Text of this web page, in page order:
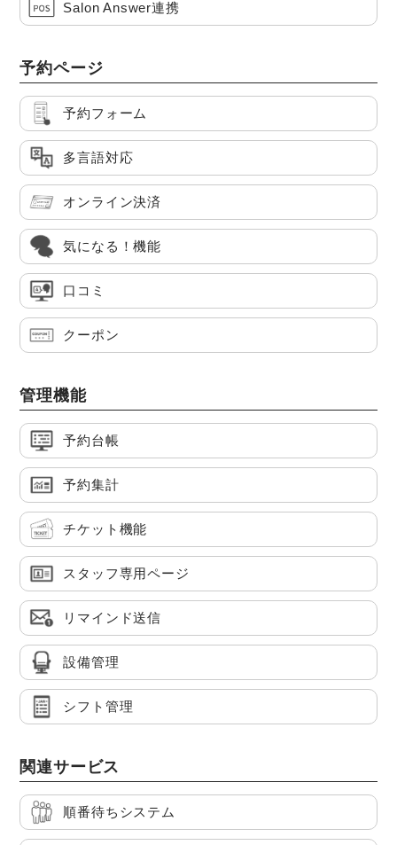
Salon Answer連携
予約ページ
予約フォーム
多言語対応
オンライン決済
気になる！機能
口コミ
クーポン
管理機能
予約台帳
予約集計
チケット機能
スタッフ専用ページ
リマインド送信
設備管理
シフト管理
関連サービス
順番待ちシステム